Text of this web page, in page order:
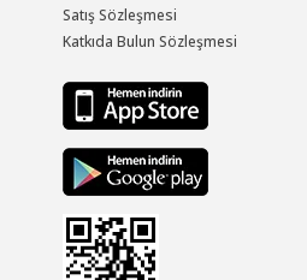
Satış Sözleşmesi
Katkıda Bulun Sözleşmesi